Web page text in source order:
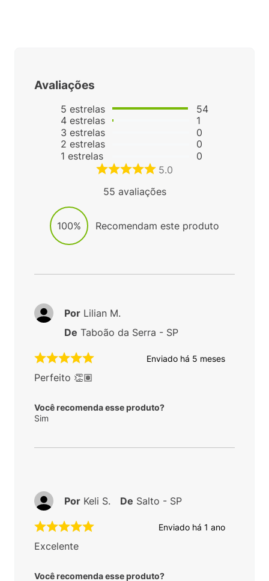
Avaliações
5 estrelas
4 estrelas
3 estrelas
2 estrelas
1 estrelas
54
1
0
0
0
5.0
55 avaliações
100% Recomendam este produto
Enviado há 5 meses
Perfeito 👏🏽
Você recomenda esse produto?
Sim
Por Lilian M.
De Taboão da Serra - SP
Enviado há 1 ano
Excelente
Você recomenda esse produto?
Por Keli S. De Salto - SP